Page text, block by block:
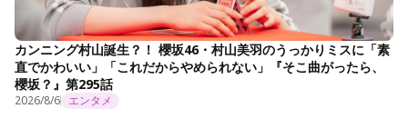
カンニング村山誕生？！ 櫻坂46・村山美羽のうっかりミスに「素
直でかわいい」「これだからやめられない」『そこ曲がったら、
櫻坂？』第295話
2026/8/6 エンタメ